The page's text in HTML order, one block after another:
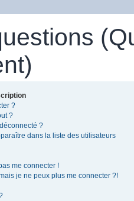
?
?
?
dans la liste des utilisateurs
me connecter !
je ne peux plus me connecter ?!